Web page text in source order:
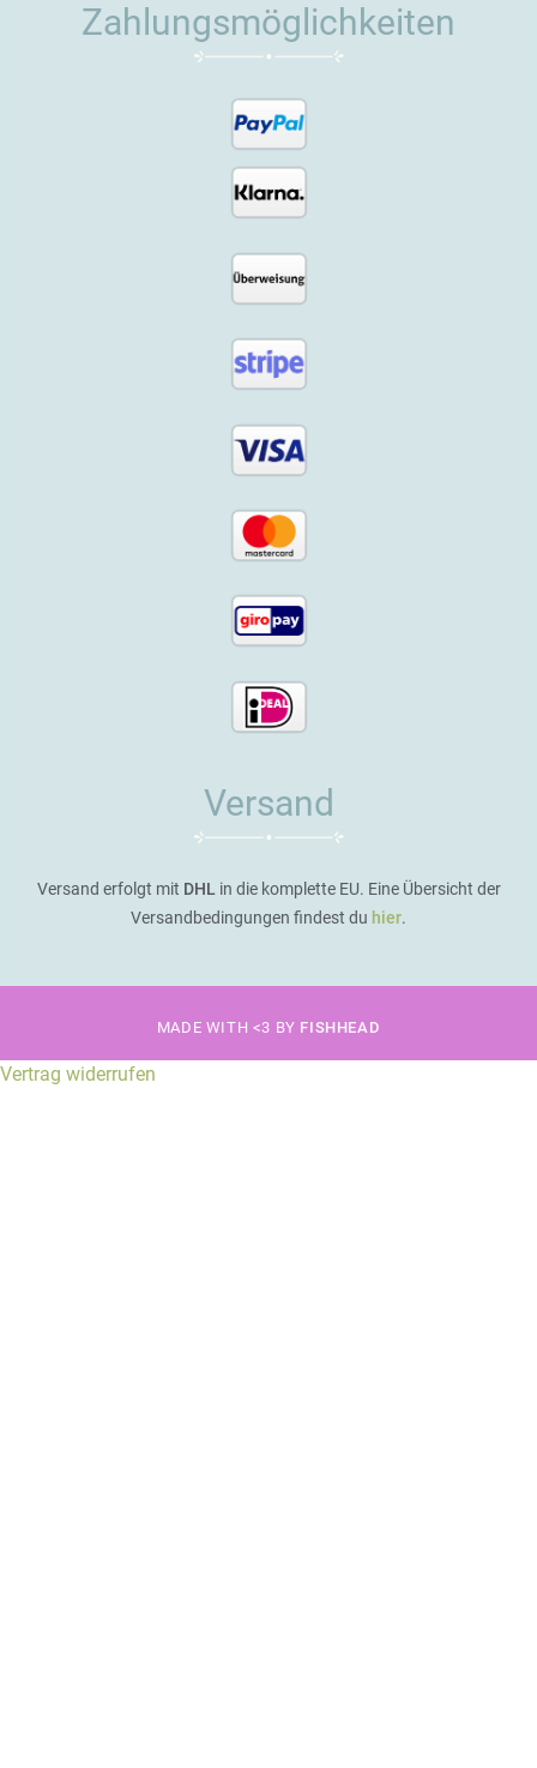
Zahlungsmöglichkeiten
Versand
Versand erfolgt mit DHLin die komplette EU. Eine Übersicht der
Versandbedingungen findest du hier.
MADE WITH <3 BY FISHHEAD
Vertrag widerrufen